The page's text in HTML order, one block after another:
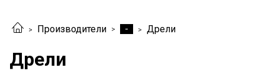
Производители - Дрели
Дрели